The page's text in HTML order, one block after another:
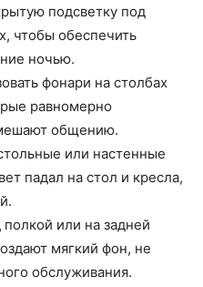
подсветку под
чтобы обеспечить
ночью.
фонари на столбах
равномерно
общению.
или настенные
падал на стол и кресла,
или на задней
мягкий фон, не
обслуживания.